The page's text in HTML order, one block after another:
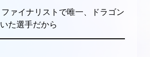
ァイナリストで唯一、ドラゴン
た選手だから